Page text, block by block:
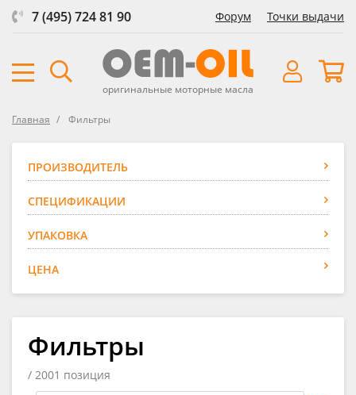
7 (495) 724 81 90 Форум Точки выдачи
оригинальные моторные масла
Главная Фильтры
ПРОИЗВОДИТЕЛЬ
СПЕЦИФИКАЦИИ
УПАКОВКА
ЦЕНА
Фильтры
/ 2001 позиция